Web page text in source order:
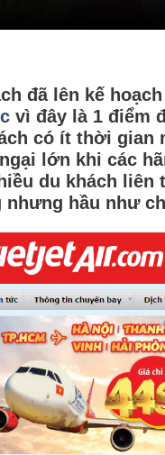
đã lên kế
vì đây là 1 điểm
có ít thời gian
lớn khi các
du khách
nhưng hầu như